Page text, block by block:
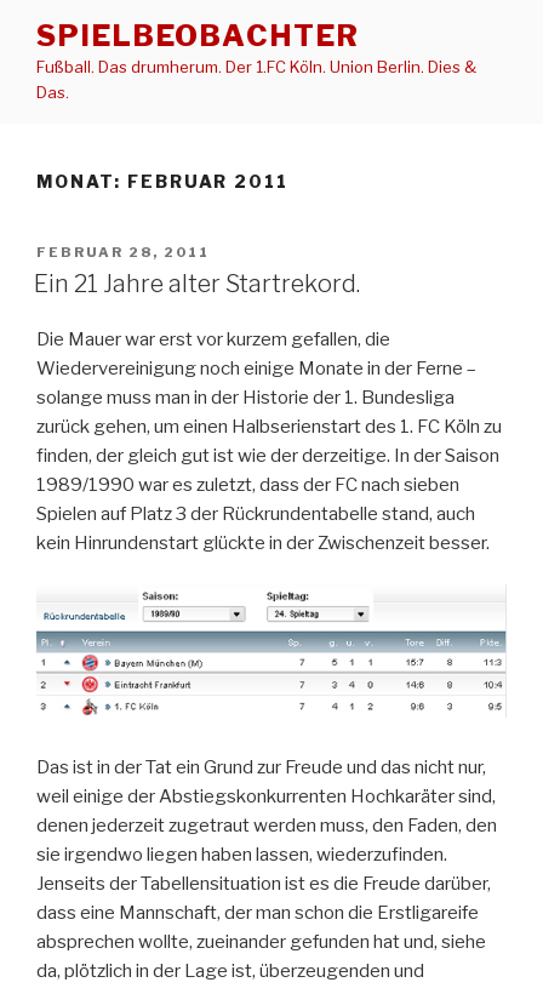
Inhalt
springen
SPIELBEOBACHTER
Fußball. Das drumherum. Der 1.FC Köln. Union Berlin. Dies &
Das.
MONAT: FEBRUAR 2011
VERÖFFENTLICHT
AM
FEBRUAR 28, 2011
Ein 21 Jahre alter Startrekord.
Die Mauer war erst vor kurzem gefallen, die
Wiedervereinigung noch einige Monate in der Ferne –
solange muss man in der Historie der 1. Bundesliga
zurück gehen, um einen Halbserienstart des 1. FC Köln zu
finden, der gleich gut ist wie der derzeitige. In der Saison
1989/1990 war es zuletzt, dass der FC nach sieben
Spielen auf Platz 3 der Rückrundentabelle stand, auch
kein Hinrundenstart glückte in der Zwischenzeit besser.
Das ist in der Tat ein Grund zur Freude und das nicht nur,
weil einige der Abstiegskonkurrenten Hochkaräter sind,
denen jederzeit zugetraut werden muss, den Faden, den
sie irgendwo liegen haben lassen, wiederzufinden.
Jenseits der Tabellensituation ist es die Freude darüber,
dass eine Mannschaft, der man schon die Erstligareife
absprechen wollte, zueinander gefunden hat und, siehe
da, plötzlich in der Lage ist, überzeugenden und